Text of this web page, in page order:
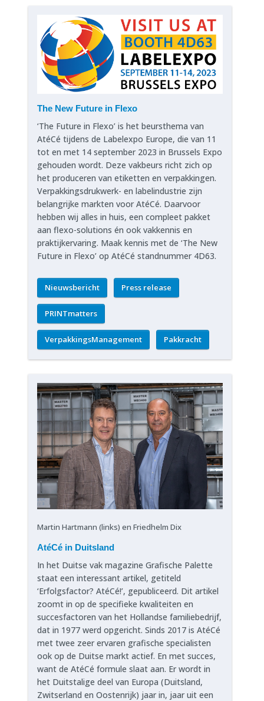
The New Future in Flexo
‘The Future in Flexo’ is het beursthema van
AtéCé tijdens de Labelexpo Europe, die van 11
tot en met 14 september 2023 in Brussels Expo
gehouden wordt. Deze vakbeurs richt zich op
het produceren van etiketten en verpakkingen.
Verpakkingsdrukwerk- en labelindustrie zijn
belangrijke markten voor AtéCé. Daarvoor
hebben wij alles in huis, een compleet pakket
aan flexo-solutions én ook vakkennis en
praktijkervaring. Maak kennis met de ‘The New
Future in Flexo’ op AtéCé standnummer 4D63.
Nieuwsbericht Press release
PRINTmatters
VerpakkingsManagement Pakkracht
Martin Hartmann (links) en Friedhelm Dix
AtéCé in Duitsland
In het Duitse vak magazine Grafische Palette
staat een interessant artikel, getiteld
‘Erfolgsfactor? AtéCé!’, gepubliceerd. Dit artikel
zoomt in op de specifieke kwaliteiten en
succesfactoren van het Hollandse familiebedrijf,
dat in 1977 werd opgericht. Sinds 2017 is AtéCé
met twee zeer ervaren grafische specialisten
ook op de Duitse markt actief. En met succes,
want de AtéCé formule slaat aan. Er wordt in
het Duitstalige deel van Europa (Duitsland,
Zwitserland en Oostenrijk) jaar in, jaar uit een